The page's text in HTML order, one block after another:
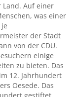
Land. Auf einer
was einer
der Stadt
von der CDU.
einige
zu bieten. Das
12. Jahrhundert
Oesede. Das
gestiftet.